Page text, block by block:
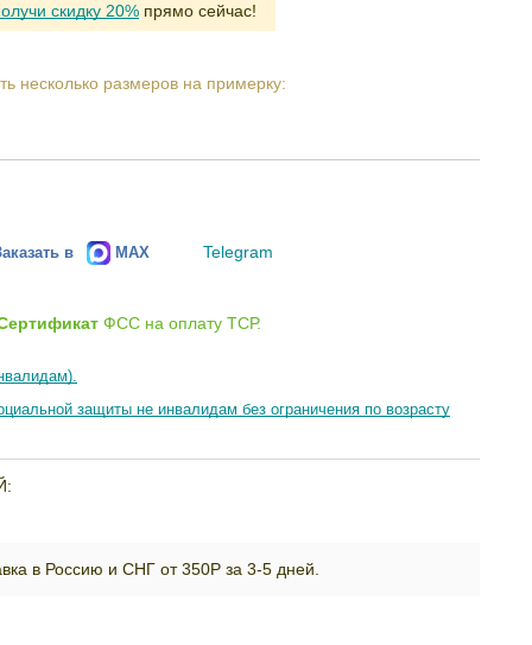
скидку 20% прямо сейчас!
несколько размеров на примерку:
в MAX Telegram
ФСС на оплату ТСР.
защиты не инвалидам без ограничения по возрасту
в Россию и СНГ от 350Р за 3-5 дней.